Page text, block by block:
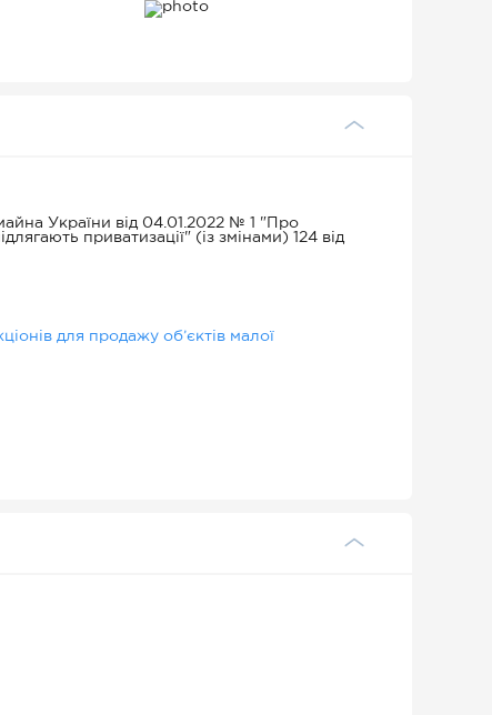
України від 04.01.2022 № 1 "Про
приватизації" (із змінами) 124 від
для продажу об’єктів малої